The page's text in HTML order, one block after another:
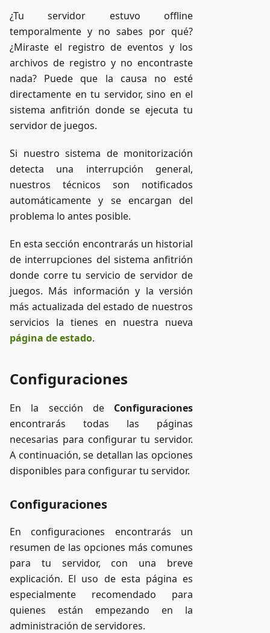
¿Tu servidor estuvo offline
temporalmente y no sabes por qué?
¿Miraste el registro de eventos y los
archivos de registro y no encontraste
nada? Puede que la causa no esté
directamente en tu servidor, sino en el
sistema anfitrión donde se ejecuta tu
servidor de juegos.
Si nuestro sistema de monitorización
detecta una interrupción general,
nuestros técnicos son notificados
automáticamente y se encargan del
problema lo antes posible.
En esta sección encontrarás un historial
de interrupciones del sistema anfitrión
donde corre tu servicio de servidor de
juegos. Más información y la versión
más actualizada del estado de nuestros
servicios la tienes en nuestra nueva
página de estado.
Configuraciones
En la sección de Configuraciones
encontrarás todas las páginas
necesarias para configurar tu servidor.
A continuación, se detallan las opciones
disponibles para configurar tu servidor.
Configuraciones
En configuraciones encontrarás un
resumen de las opciones más comunes
para tu servidor, con una breve
explicación. El uso de esta página es
especialmente recomendado para
quienes están empezando en la
administración de servidores.